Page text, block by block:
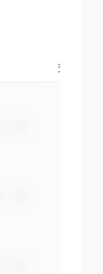
交易产品